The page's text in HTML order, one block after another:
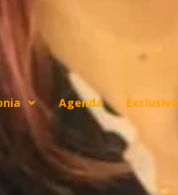
Agenda Exclusivo